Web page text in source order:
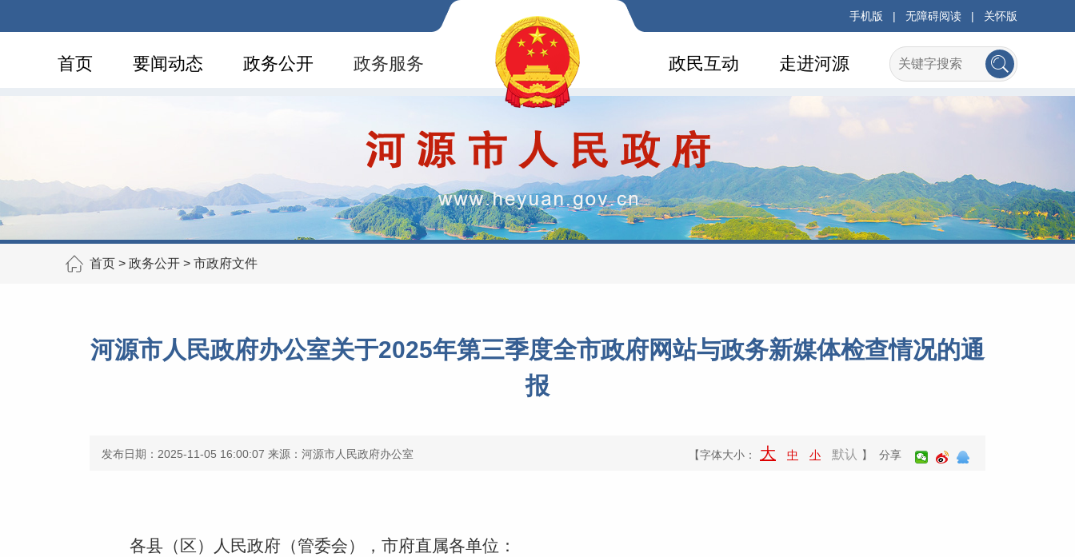
手机版 | 无障碍阅读 | 关怀版
首页 要闻动态 政务公开 政务服务 走进河源
政民互动
首页 > 政务公开 > 市政府文件
河源市人民政府办公室关于2025年第三季度全市政府网站与政务新媒体检查情况的通
报
发布日期：2025-11-05 16:00:07 来源：河源市人民政府办公室 【字体大小： 大 中 小 默认 】 分享
各县（区）人民政府（管委会），市府直属各单位：